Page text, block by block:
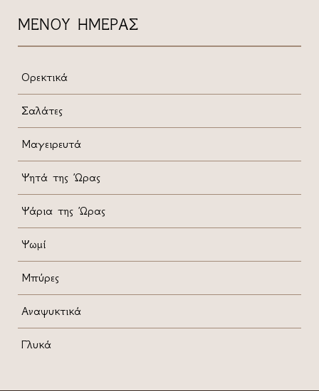
ΜΕΝΟΥ ΗΜΕΡΑΣ
Ορεκτικά
Σαλάτες
Μαγειρευτά
Ψητά της Ώρας
Ψάρια της Ώρας
Ψωμί
Μπύρες
Αναψυκτικά
Γλυκά